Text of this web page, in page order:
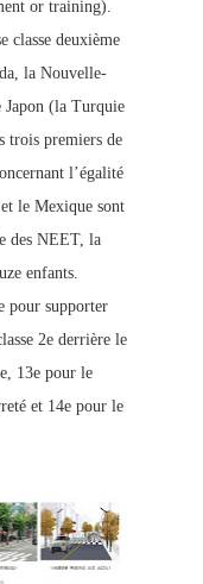
or training).
classe deuxième
la Nouvelle-
(la Turquie
trois premiers de
l’égalité
le Mexique sont
des NEET, la
enfants.
pour supporter
2e derrière le
13e pour le
et 14e pour le